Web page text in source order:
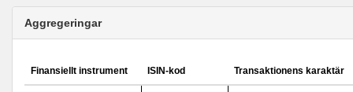
Aggregeringar
Finansiellt instrument ISIN-kod Transaktionens karaktär